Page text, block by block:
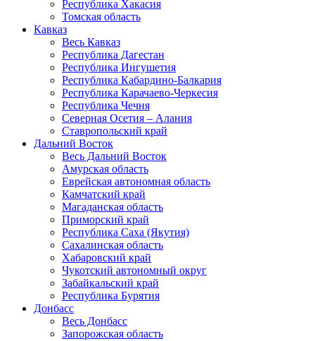
Республика Хакасия
Томская область
Кавказ
Весь Кавказ
Республика Дагестан
Республика Ингушетия
Республика Кабардино-Балкария
Республика Карачаево-Черкесия
Республика Чечня
Северная Осетия – Алания
Ставропольский край
Дальний Восток
Весь Дальний Восток
Амурская область
Еврейская автономная область
Камчатский край
Магаданская область
Приморский край
Республика Саха (Якутия)
Сахалинская область
Хабаровский край
Чукотский автономный округ
Забайкальский край
Республика Бурятия
Донбасс
Весь Донбасс
Запорожская область